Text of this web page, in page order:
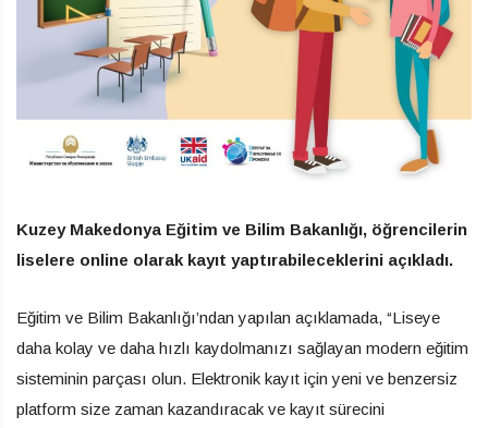
Kuzey Makedonya Eğitim ve Bilim Bakanlığı, öğrencilerin
liselere online olarak kayıt yaptırabileceklerini açıkladı.
Eğitim ve Bilim Bakanlığı’ndan yapılan açıklamada, “Liseye
daha kolay ve daha hızlı kaydolmanızı sağlayan modern eğitim
sisteminin parçası olun. Elektronik kayıt için yeni ve benzersiz
platform size zaman kazandıracak ve kayıt sürecini